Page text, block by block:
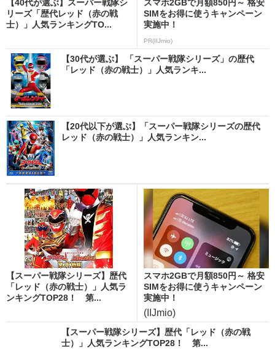
【40代が選ぶ】スーパー戦隊シ
リーズ「歴代レッド（赤の戦
士）」人気ランキングTO...
スマホ2GBで月額850円～ 格安
SIMをお得に使うキャンペーン
実施中！
PR(IIJmio)
【30代が選ぶ】 「スーパー戦隊シリーズ」の歴代
「レッド（赤の戦士）」人気ランキ...
【20代以下が選ぶ】「スーパー戦隊シリーズの歴代
レッド（赤の戦士）」人気ランキン...
【スーパー戦隊シリーズ】歴代
「レッド（赤の戦士）」人気ラ
ンキングTOP28！ 第...
スマホ2GBで月額850円～ 格安
SIMをお得に使うキャンペーン
実施中！
(IIJmio)
【スーパー戦隊シリーズ】歴代「レッド（赤の戦
士）」人気ランキングTOP28！ 第...